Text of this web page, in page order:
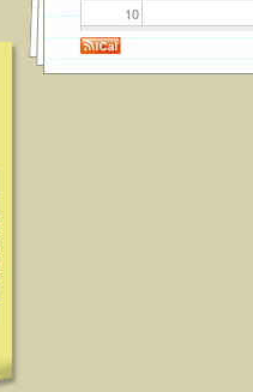
10
11